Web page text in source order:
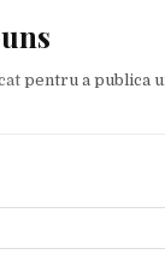
pentru a publica